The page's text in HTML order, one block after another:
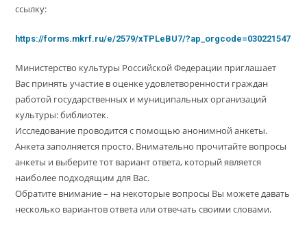
ссылку:
https://forms.mkrf.ru/e/2579/xTPLeBU7/?ap_orgcode=030221547
Министерство культуры Российской Федерации приглашает
Вас принять участие в оценке удовлетворенности граждан
работой государственных и муниципальных организаций
культуры: библиотек.
Исследование проводится с помощью анонимной анкеты.
Анкета заполняется просто. Внимательно прочитайте вопросы
анкеты и выберите тот вариант ответа, который является
наиболее подходящим для Вас.
Обратите внимание – на некоторые вопросы Вы можете давать
несколько вариантов ответа или отвечать своими словами.